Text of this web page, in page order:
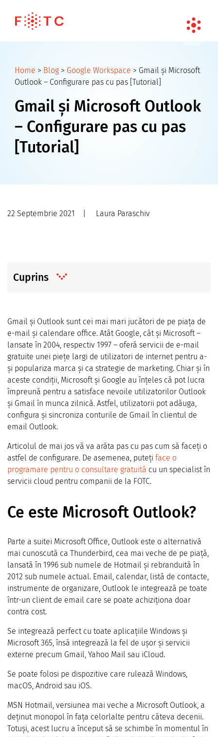
Home > Blog > Google Workspace > Gmail și Microsoft
Outlook – Configurare pas cu pas [Tutorial]
Gmail și Microsoft Outlook
– Configurare pas cu pas
[Tutorial]
22 Septembrie 2021 Laura Paraschiv
Cuprins
Gmail și Outlook sunt cei mai mari jucători de pe piața de
e-mail și calendare office. Atât Google, cât și Microsoft –
lansate în 2004, respectiv 1997 – oferă servicii de e-mail
gratuite unei piețe largi de utilizatori de internet pentru a-
și populariza marca și ca strategie de marketing. Chiar și în
aceste condiții, Microsoft și Google au înțeles că pot lucra
împreună pentru a satisface nevoile utilizatorilor Outlook
și Gmail în munca zilnică. Astfel, utilizatorii pot adăuga,
configura și sincroniza conturile de Gmail în clientul de
email Outlook.
Articolul de mai jos vă va arăta pas cu pas cum să faceți o
astfel de configurare. De asemenea, puteți face o
programare pentru o consultare gratuită cu un specialist în
servicii cloud pentru companii de la FOTC.
Ce este Microsoft Outlook?
Parte a suitei Microsoft Office, Outlook este o alternativă
mai cunoscută ca Thunderbird, cea mai veche de pe piață,
lansată în 1996 sub numele de Hotmail și rebranduită în
2012 sub numele actual. Email, calendar, listă de contacte,
instrumente de organizare, Outlook le integrează pe toate
într-un client de email care se poate achiziționa doar
contra cost.
Se integrează perfect cu toate aplicațiile Windows și
Microsoft 365, însă integrează la fel de ușor și servicii
externe precum Gmail, Yahoo Mail sau iCloud.
Se poate folosi pe dispozitive care rulează Windows,
macOS, Android sau iOS.
MSN Hotmail, versiunea mai veche a Microsoft Outlook, a
deținut monopol în fața celorlalte pentru câteva decenii.
Totuși, acest lucru a început să se schimbe în momentul în